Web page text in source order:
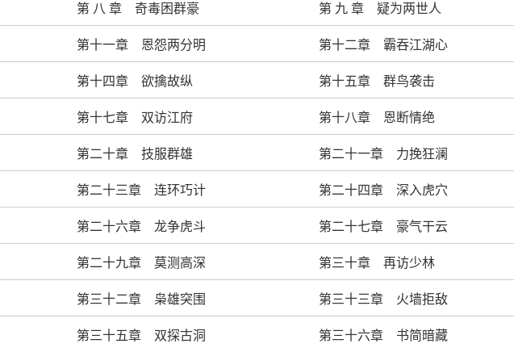
第 八 章 奇毒困群豪 第 九 章 疑为两世人
第十一章 恩怨两分明 第十二章 霸吞江湖心
第十四章 欲擒故纵 第十五章 群鸟袭击
第十七章 双访江府 第十八章 恩断情绝
第二十章 技服群雄 第二十一章 力挽狂澜
第二十三章 连环巧计 第二十四章 深入虎穴
第二十六章 龙争虎斗 第二十七章 豪气干云
第二十九章 莫测高深 第三十章 再访少林
第三十二章 枭雄突围 第三十三章 火墙拒敌
第三十五章 双探古洞 第三十六章 书简暗藏